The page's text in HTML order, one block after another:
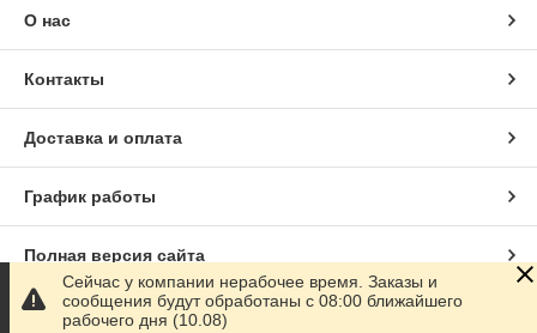
О нас
Контакты
Доставка и оплата
График работы
Полная версия сайта
Сайт создан на маркетплейсе
Сейчас у компании нерабочее время. Заказы и
сообщения будут обработаны с 08:00 ближайшего
рабочего дня (10.08)